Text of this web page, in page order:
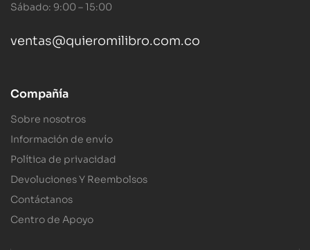
Sábado: 9:00 – 15:00
ventas@quieromilibro.com.co
Compañía
Sobre nosotros
Información de envío
Política de privacidad
Devoluciones Y Reembolsos
Contáctanos
Centro de Apoyo